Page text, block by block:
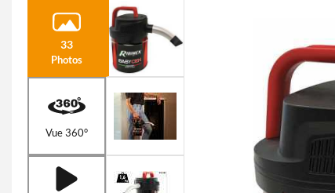
33
Photos
Vue 360°